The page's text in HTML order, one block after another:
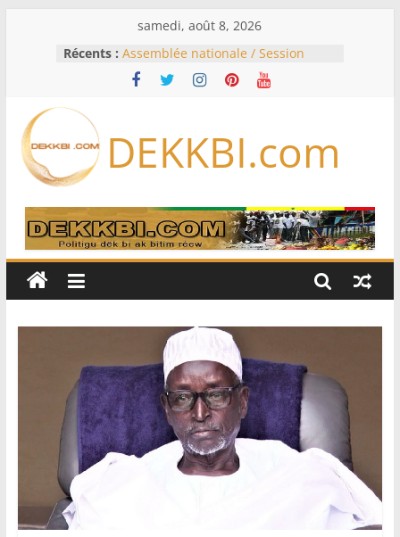
samedi, août 8, 2026
Récents : Assemblée nationale / Session
extraordinaire: Six commissions
d’enquête à l’ordre du jour ce lundi
Bénin: Patrice Talon élu président
du Sénat, moins de trois mois
Pakistan et la Turquie signent un
accord de défense
RD Congo: Kinshasa interdit les
exportations de cuivre et de cobalt
production
DEKKBI.com